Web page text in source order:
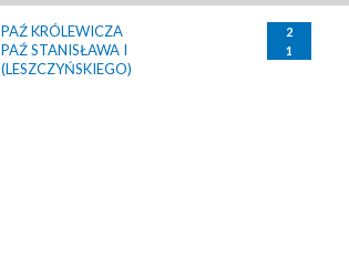
PAŹ KRÓLEWICZA 2
PAŹ STANISŁAWA I
(LESZCZYŃSKIEGO)
1